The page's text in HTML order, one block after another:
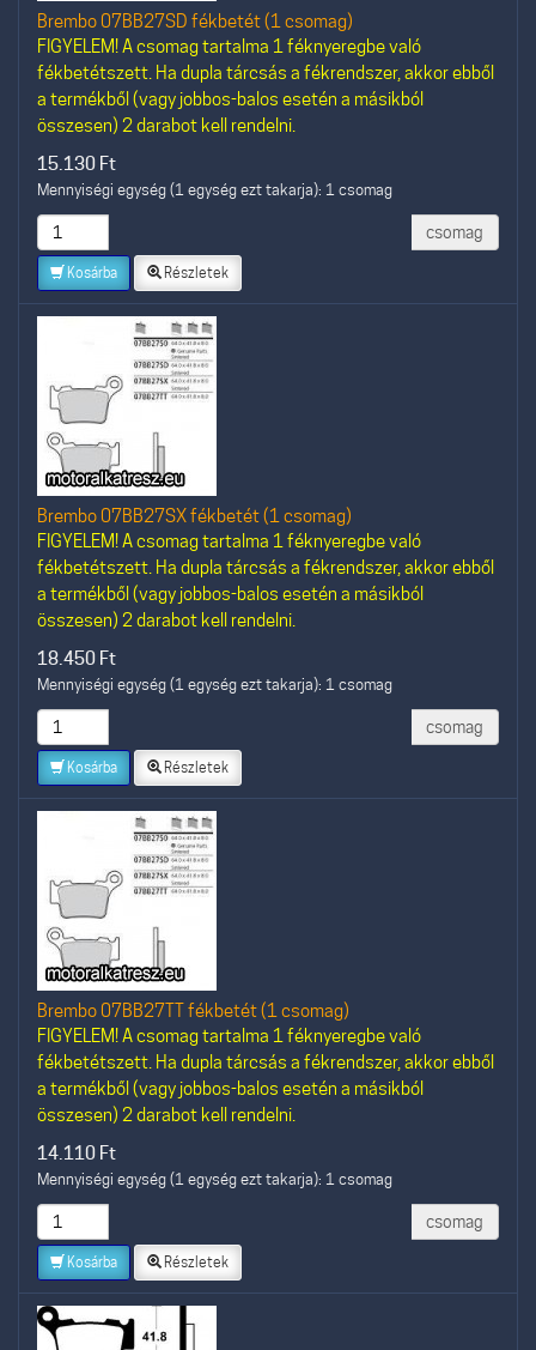
Brembo 07BB27SD fékbetét (1 csomag)
FIGYELEM! A csomag tartalma 1 féknyeregbe való
fékbetétszett. Ha dupla tárcsás a fékrendszer, akkor ebből
a termékből (vagy jobbos-balos esetén a másikból
összesen) 2 darabot kell rendelni.
15.130 Ft
Mennyiségi egység (1 egység ezt takarja): 1 csomag
csomag
Kosárba Részletek
Brembo 07BB27SX fékbetét (1 csomag)
FIGYELEM! A csomag tartalma 1 féknyeregbe való
fékbetétszett. Ha dupla tárcsás a fékrendszer, akkor ebből
a termékből (vagy jobbos-balos esetén a másikból
összesen) 2 darabot kell rendelni.
18.450 Ft
Mennyiségi egység (1 egység ezt takarja): 1 csomag
csomag
Kosárba Részletek
Brembo 07BB27TT fékbetét (1 csomag)
FIGYELEM! A csomag tartalma 1 féknyeregbe való
fékbetétszett. Ha dupla tárcsás a fékrendszer, akkor ebből
a termékből (vagy jobbos-balos esetén a másikból
összesen) 2 darabot kell rendelni.
14.110 Ft
Mennyiségi egység (1 egység ezt takarja): 1 csomag
csomag
Kosárba Részletek